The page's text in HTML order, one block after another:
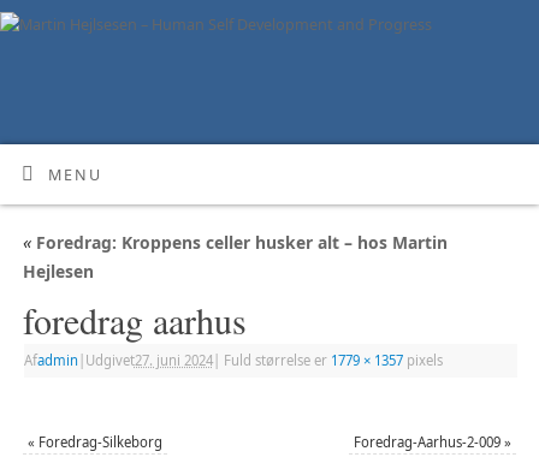
MENU
«Foredrag: Kroppens celler husker alt – hos Martin
Hejlesen
foredrag aarhus
Afadmin Udgivet27. juni 2024| Fuld størrelse er 1779 × 1357pixels
« Foredrag-Silkeborg Foredrag-Aarhus-2-009 »